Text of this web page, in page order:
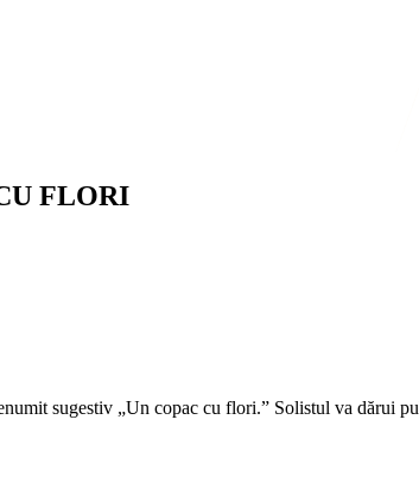
FLORI
sugestiv „Un copac cu flori.” Solistul va dărui